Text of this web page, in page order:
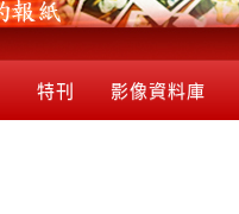
特刊 影像資料庫